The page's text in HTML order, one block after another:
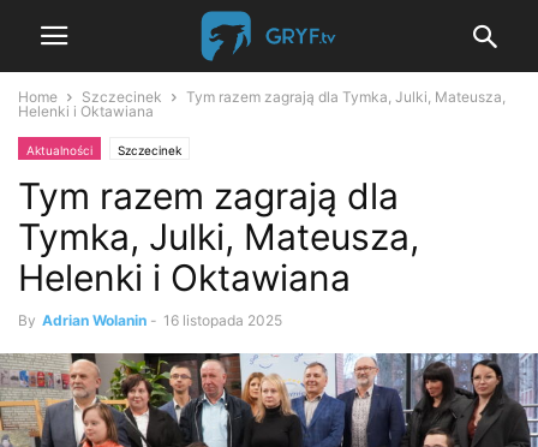
Home Szczecinek
Tym razem zagrają dla Tymka, Julki, Mateusza,
Helenki i Oktawiana
Aktualności Szczecinek
Tym razem zagrają dla
Tymka, Julki, Mateusza,
Helenki i Oktawiana
By Adrian Wolanin - 16 listopada 2025